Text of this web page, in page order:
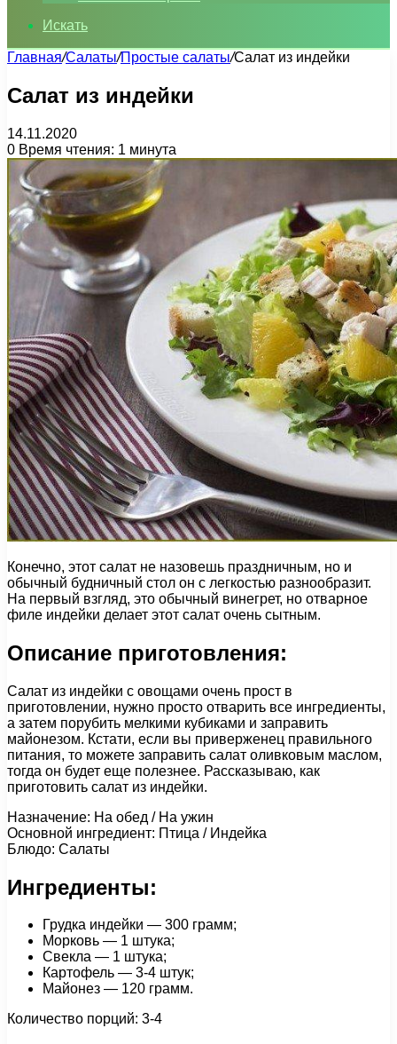
Искать
Главная/Салаты/Простые салаты/Салат из индейки
Салат из индейки
14.11.2020
0 Время чтения: 1 минута
Конечно, этот салат не назовешь праздничным, но и
обычный будничный стол он с легкостью разнообразит.
На первый взгляд, это обычный винегрет, но отварное
филе индейки делает этот салат очень сытным.
Описание приготовления:
Салат из индейки с овощами очень прост в
приготовлении, нужно просто отварить все ингредиенты,
а затем порубить мелкими кубиками и заправить
майонезом. Кстати, если вы приверженец правильного
питания, то можете заправить салат оливковым маслом,
тогда он будет еще полезнее. Рассказываю, как
приготовить салат из индейки.
Назначение: На обед / На ужин
Основной ингредиент: Птица / Индейка
Блюдо: Салаты
Ингредиенты:
Грудка индейки — 300 грамм;
Морковь — 1 штука;
Свекла — 1 штука;
Картофель — 3-4 штук;
Майонез — 120 грамм.
Количество порций: 3-4